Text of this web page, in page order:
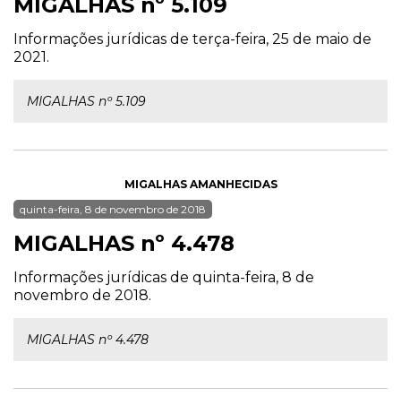
Informações jurídicas de terça-feira, 25 de maio de
2021.
MIGALHAS nº 5.109
MIGALHAS AMANHECIDAS
quinta-feira, 8 de novembro de 2018
MIGALHAS nº 4.478
Informações jurídicas de quinta-feira, 8 de
novembro de 2018.
MIGALHAS nº 4.478